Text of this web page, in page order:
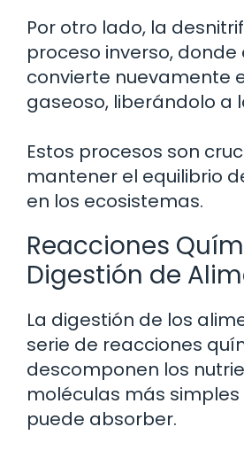
Por otro lado, la
proceso inverso, donde
convierte nuevamente
gaseoso, liberándolo a
Estos procesos son
mantener el equilibrio
en los ecosistemas.
Reacciones
Digestión de
La digestión de los
serie de reacciones
descomponen los
moléculas más
puede absorber.